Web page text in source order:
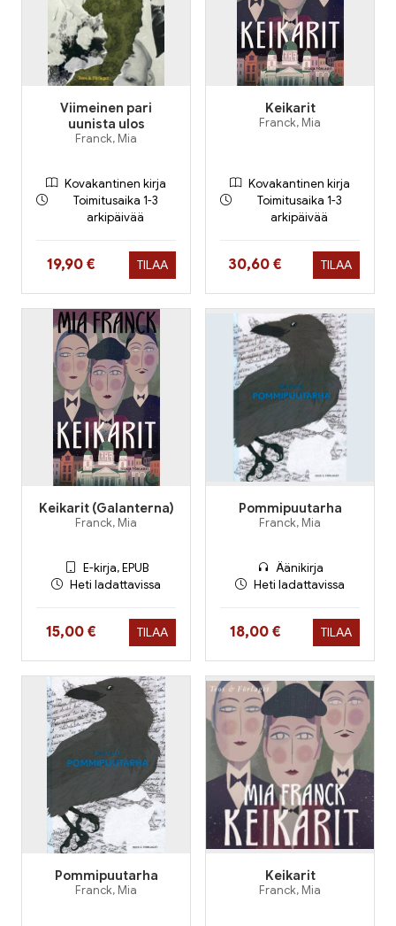
Viimeinen pari
uunista ulos
Franck, Mia
Kovakantinen kirja
Toimitusaika 1-3
arkipäivää
Hinta nyt
19,90 € TILAA
Keikarit
Franck, Mia
Kovakantinen kirja
Toimitusaika 1-3
arkipäivää
Hinta nyt
30,60 € TILAA
Keikarit (Galanterna)
Franck, Mia
E-kirja, EPUB
Heti ladattavissa
Hinta nyt
15,00 € TILAA
Pommipuutarha
Franck, Mia
Äänikirja
Heti ladattavissa
Hinta nyt
18,00 € TILAA
Pommipuutarha
Franck, Mia
Keikarit
Franck, Mia